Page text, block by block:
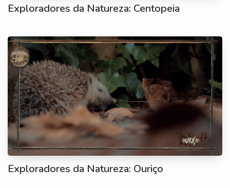
Exploradores da Natureza: Centopeia
Exploradores da Natureza: Ouriço